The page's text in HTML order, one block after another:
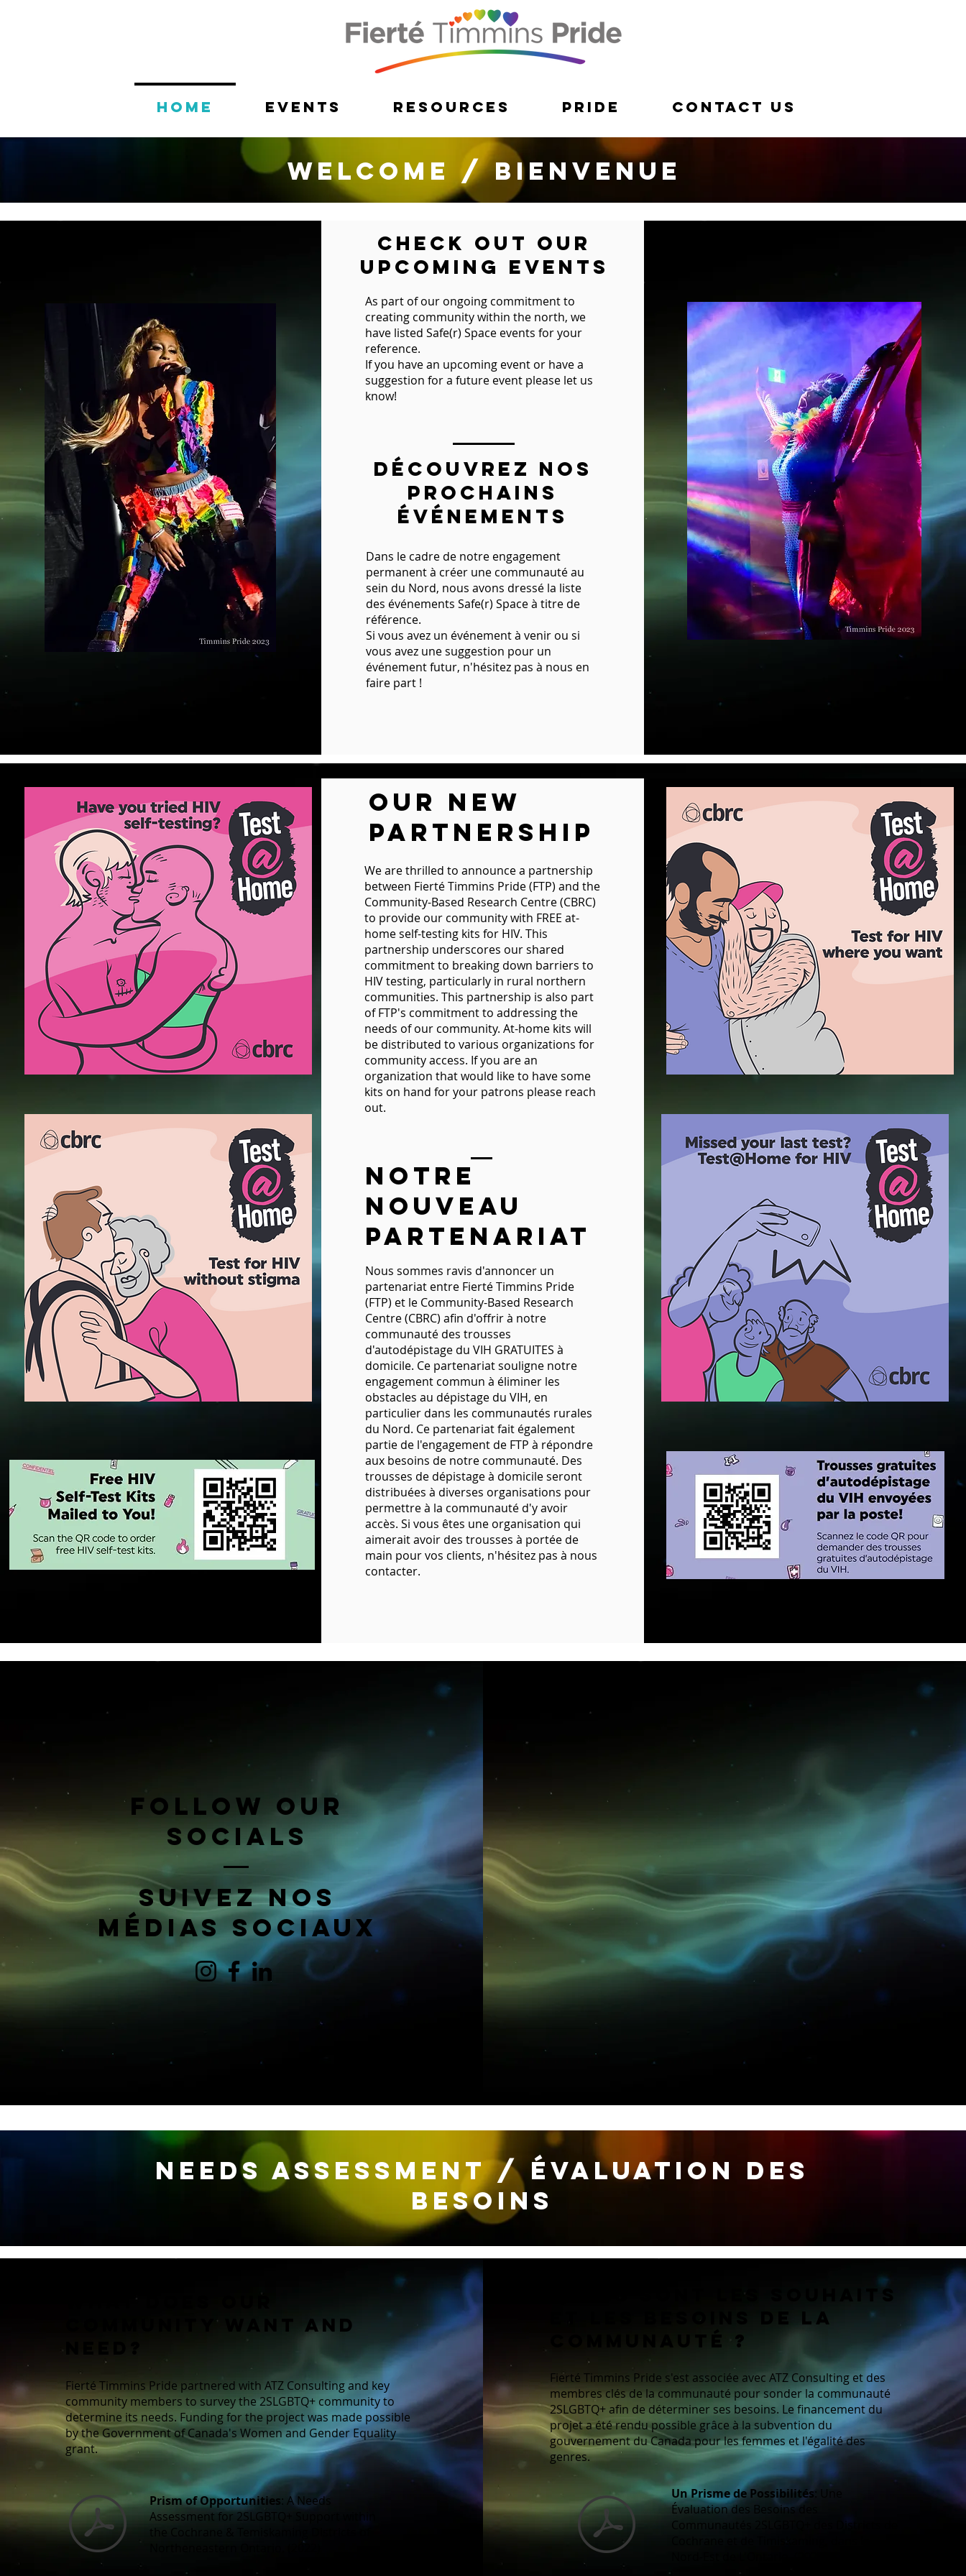
Home Events Resources Pride Contact Us
Welcome / Bienvenue
Check out our
upcoming events
As part of our ongoing commitment to
creating community within the north, we
have listed Safe(r) Space events for your
reference.
If you have an upcoming event or have a
suggestion for a future event please let us
know!
Découvrez nos
prochains
événements
Dans le cadre de notre engagement
permanent à créer une communauté au
sein du Nord, nous avons dressé la liste
des événements Safe(r) Space à titre de
référence.
Si vous avez un événement à venir ou si
vous avez une suggestion pour un
événement futur, n'hésitez pas à nous en
faire part !
our new
partnership
We are thrilled to announce a partnership
between Fierté Timmins Pride (FTP) and the
Community-Based Research Centre (CBRC)
to provide our community with FREE at-
home self-testing kits for HIV. This
partnership underscores our shared
commitment to breaking down barriers to
HIV testing, particularly in rural northern
communities. This partnership is also part
of FTP's commitment to addressing the
needs of our community. At-home kits will
be distributed to various organizations for
community access. If you are an
organization that would like to have some
kits on hand for your patrons please reach
out.
notre
nouveau
partenariat
Nous sommes ravis d'annoncer un
partenariat entre Fierté Timmins Pride
(FTP) et le Community-Based Research
Centre (CBRC) afin d'offrir à notre
communauté des trousses
d'autodépistage du VIH GRATUITES à
domicile. Ce partenariat souligne notre
engagement commun à éliminer les
obstacles au dépistage du VIH, en
particulier dans les communautés rurales
du Nord. Ce partenariat fait également
partie de l'engagement de FTP à répondre
aux besoins de notre communauté. Des
trousses de dépistage à domicile seront
distribuées à diverses organisations pour
permettre à la communauté d'y avoir
accès. Si vous êtes une organisation qui
aimerait avoir des trousses à portée de
main pour vos clients, n'hésitez pas à nous
contacter.
Follow our
Socials
Suivez nos
médias sociaux
Needs Assessment / évaluation des
besoins
What does our
community want and
Fierté Timmins Pride partnered with ATZ Consulting and key
community members to survey the 2SLGBTQ+ community to
determine its needs. Funding for the project was made possible
by the Government of Canada's Women and Gender Equality
grant.
Prism of Opportunities: A Needs
Assessment for 2SLGBTQ+ Support within
the Cochrane & Temiskaming Districts of
Northeneastern Ontario. (2022)
Quels sont les souhaits
et les besoins de la
communauté ?
Fierté Timmins Pride s'est associée avec ATZ Consulting et des
membres clés de la communauté pour sonder la communauté
2SLGBTQ+ afin de déterminer ses besoins. Le financement du
projet a été rendu possible grâce à la subvention du
gouvernement du Canada pour les femmes et l'égalité des
genres.
Un Prisme de Possibilités: Une
Évaluation des Besoins des
Communautés 2SLGBTQ+ des Districts de